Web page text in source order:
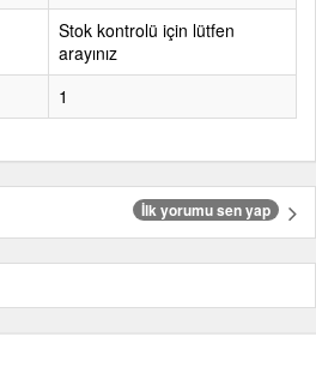
Stok kontrolü için lütfen
arayınız
1
İlk yorumu sen yap